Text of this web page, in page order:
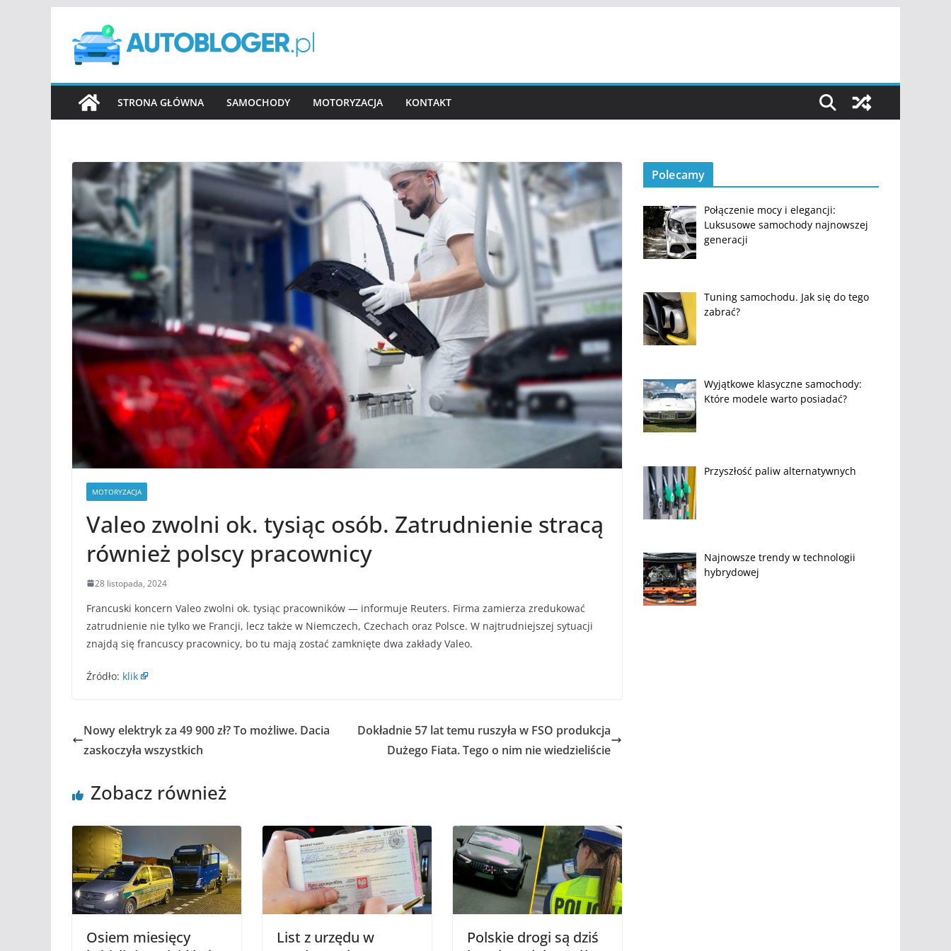
treści
STRONA GŁÓWNA SAMOCHODY MOTORYZACJA KONTAKT
MOTORYZACJA
Valeo zwolni ok. tysiąc osób. Zatrudnienie stracą
również polscy pracownicy
28 listopada, 2024
Francuski koncern Valeo zwolni ok. tysiąc pracowników — informuje Reuters. Firma zamierza zredukować
zatrudnienie nie tylko we Francji, lecz także w Niemczech, Czechach oraz Polsce. W najtrudniejszej sytuacji
znajdą się francuscy pracownicy, bo tu mają zostać zamknięte dwa zakłady Valeo.
Źródło: klik
Nowy elektryk za 49 900 zł? To możliwe. Dacia
zaskoczyła wszystkich
Dokładnie 57 lat temu ruszyła w FSO produkcja
Dużego Fiata. Tego o nim nie wiedzieliście
Zobacz również
Osiem miesięcy
List z urzędu w
Polskie drogi są dziś
Polecamy
Połączenie mocy i elegancji:
Luksusowe samochody najnowszej
generacji
Tuning samochodu. Jak się do tego
zabrać?
Wyjątkowe klasyczne samochody:
Które modele warto posiadać?
Przyszłość paliw alternatywnych
Najnowsze trendy w technologii
hybrydowej